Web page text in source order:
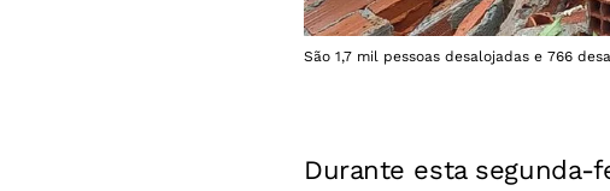
São 1,7 mil pessoas desalojadas e 766
Durante esta segunda-